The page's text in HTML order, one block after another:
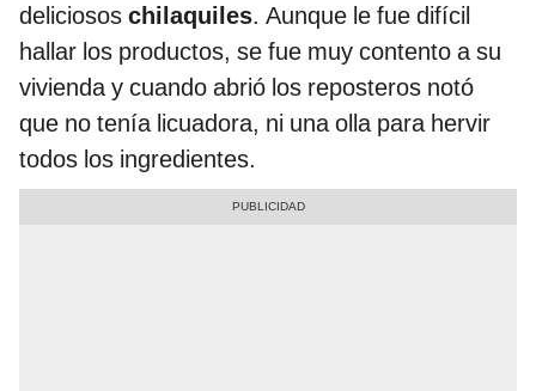
deliciosos chilaquiles. Aunque le fue difícil
hallar los productos, se fue muy contento a su
vivienda y cuando abrió los reposteros notó
que no tenía licuadora, ni una olla para hervir
todos los ingredientes.